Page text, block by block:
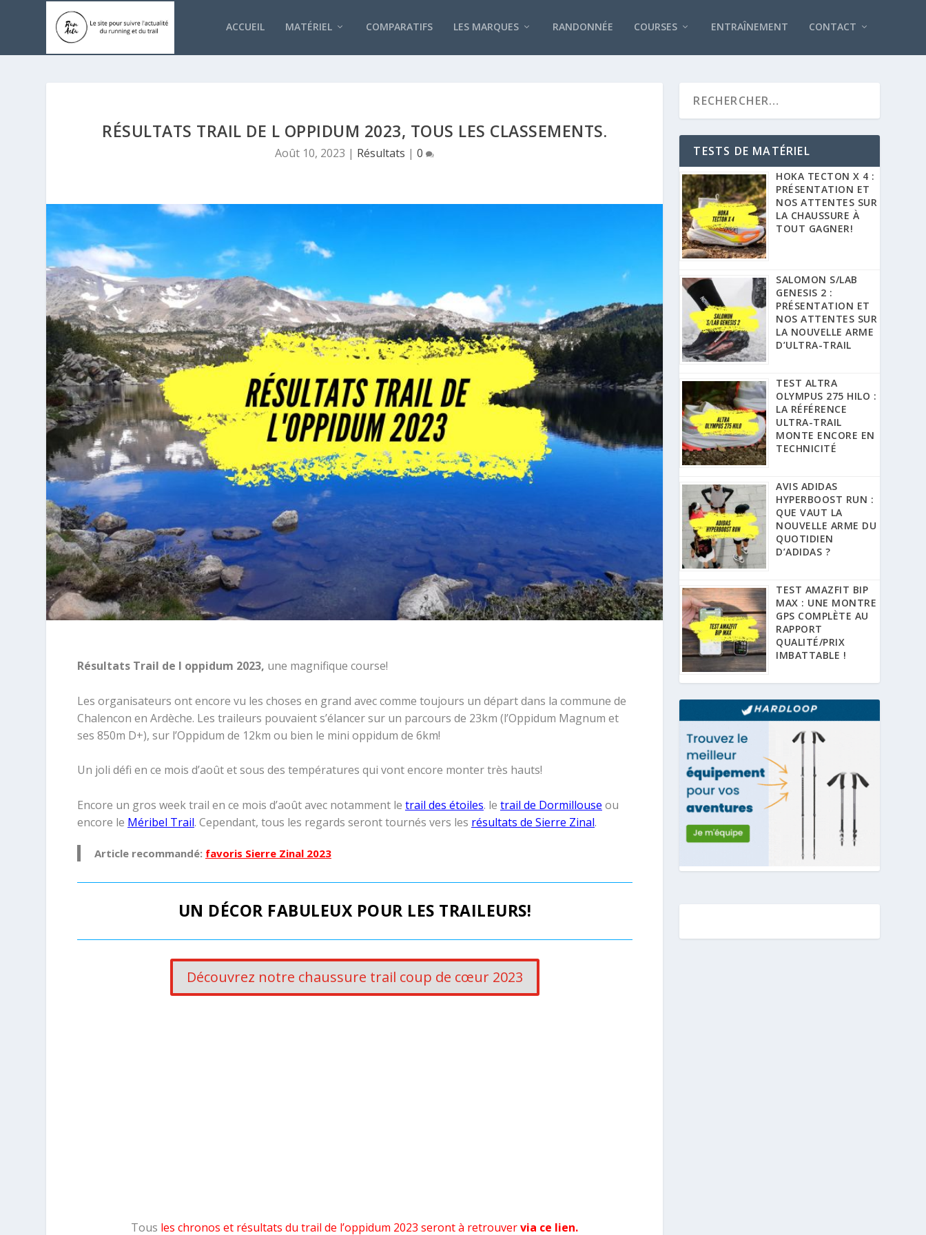
ACCUEIL MATÉRIEL COMPARATIFS LES MARQUES RANDONNÉE COURSES ENTRAÎNEMENT CONTACT
RÉSULTATS TRAIL DE L OPPIDUM 2023, TOUS LES CLASSEMENTS.
Août 10, 2023 | Résultats |0
Résultats Trail de l oppidum 2023, une magnifique course!
Les organisateurs ont encore vu les choses en grand avec comme toujours un départ dans la commune de
Chalencon en Ardèche. Les traileurs pouvaient s’élancer sur un parcours de 23km (l’Oppidum Magnum et
ses 850m D+), sur l’Oppidum de 12km ou bien le mini oppidum de 6km!
Un joli défi en ce mois d’août et sous des températures qui vont encore monter très hauts!
Encore un gros week trail en ce mois d’août avec notamment le trail des étoiles. le trail de Dormillouse ou
encore le Méribel Trail. Cependant, tous les regards seront tournés vers les résultats de Sierre Zinal.
Article recommandé: favoris Sierre Zinal 2023
UN DÉCOR FABULEUX POUR LES TRAILEURS!
Découvrez notre chaussure trail coup de cœur 2023
Tous les chronos et résultats du trail de l’oppidum 2023 seront à retrouvervia ce lien.
TESTS DE MATÉRIEL
HOKA TECTON X 4 :
PRÉSENTATION ET
NOS ATTENTES SUR
LA CHAUSSURE À
TOUT GAGNER!
SALOMON S/LAB
GENESIS 2 :
PRÉSENTATION ET
NOS ATTENTES SUR
LA NOUVELLE ARME
D’ULTRA-TRAIL
TEST ALTRA
OLYMPUS 275 HILO :
LA RÉFÉRENCE
ULTRA-TRAIL
MONTE ENCORE EN
TECHNICITÉ
AVIS ADIDAS
HYPERBOOST RUN :
QUE VAUT LA
NOUVELLE ARME DU
QUOTIDIEN
D’ADIDAS ?
TEST AMAZFIT BIP
MAX : UNE MONTRE
GPS COMPLÈTE AU
RAPPORT
QUALITÉ/PRIX
IMBATTABLE !